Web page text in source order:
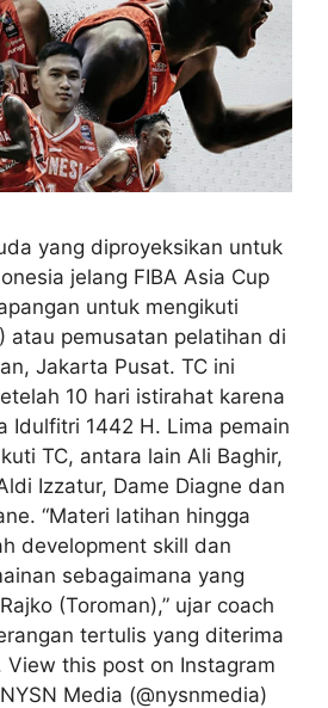
yang diproyeksikan untuk
jelang FIBA Asia Cup
untuk mengikuti
atau pemusatan pelatihan di
Jakarta Pusat. TC ini
10 hari istirahat karena
Idulfitri 1442 H. Lima pemain
TC, antara lain Ali Baghir,
Izzatur, Dame Diagne dan
“Materi latihan hingga
development skill dan
sebagaimana yang
(Toroman),” ujar coach
tertulis yang diterima
View this post on Instagram
Media (@nysnmedia)